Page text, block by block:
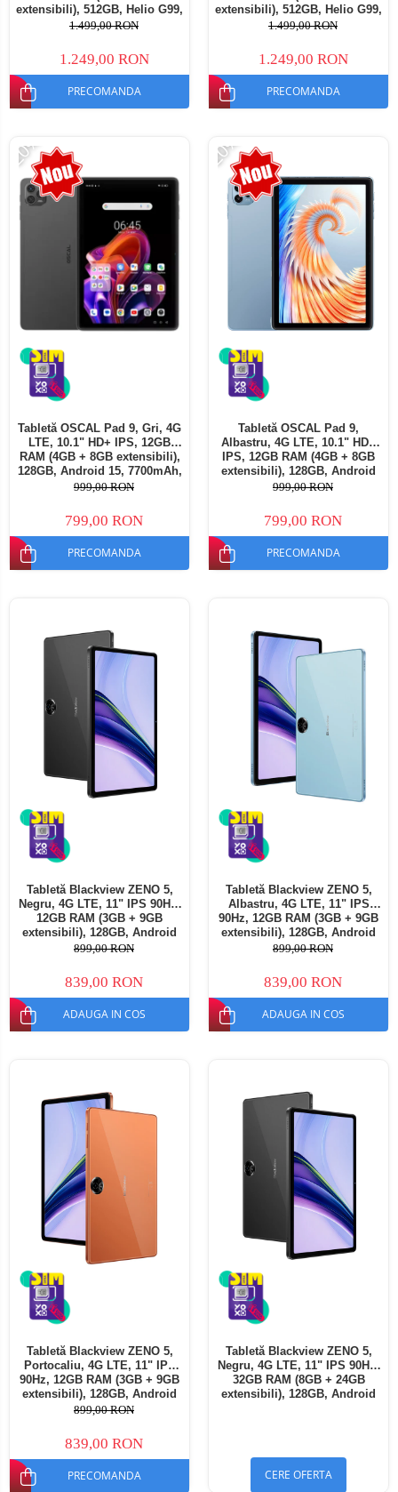
extensibili), 512GB, Helio G99,
10800mAh, 33W, Android 14,
1.499,00 RON
1.249,00 RON
PRECOMANDA
extensibili), 512GB, Helio G99,
10800mAh, 33W, Android 14,
1.499,00 RON
1.249,00 RON
PRECOMANDA
-20%
Tabletă OSCAL Pad 9, Gri, 4G
LTE, 10.1" HD+ IPS, 12GB
RAM (4GB + 8GB extensibili),
128GB, Android 15, 7700mAh,
Dual SIM
999,00 RON
799,00 RON
PRECOMANDA
-20%
Tabletă OSCAL Pad 9,
Albastru, 4G LTE, 10.1" HD+
IPS, 12GB RAM (4GB + 8GB
extensibili), 128GB, Android
15, 7700mAh, Dual SIM
999,00 RON
799,00 RON
PRECOMANDA
Tabletă Blackview ZENO 5,
Negru, 4G LTE, 11" IPS 90Hz,
12GB RAM (3GB + 9GB
extensibili), 128GB, Android
16, Unisoc T7250, 8300mAh,
SIM
899,00 RON
839,00 RON
ADAUGA IN COS
Tabletă Blackview ZENO 5,
Albastru, 4G LTE, 11" IPS
90Hz, 12GB RAM (3GB + 9GB
extensibili), 128GB, Android
16, Unisoc T7250, 8300mAh,
SIM
899,00 RON
839,00 RON
ADAUGA IN COS
Tabletă Blackview ZENO 5,
Portocaliu, 4G LTE, 11" IPS
90Hz, 12GB RAM (3GB + 9GB
extensibili), 128GB, Android
16, Unisoc T7250, 8300mAh,
SIM
899,00 RON
839,00 RON
PRECOMANDA
Tabletă Blackview ZENO 5,
Negru, 4G LTE, 11" IPS 90Hz,
32GB RAM (8GB + 24GB
extensibili), 128GB, Android
CERE OFERTA